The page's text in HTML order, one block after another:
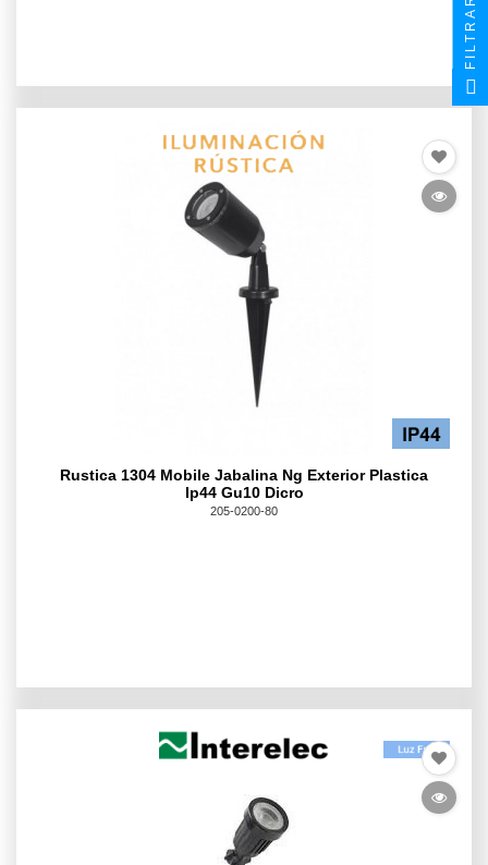
Rustica 1304 Mobile Jabalina Ng Exterior Plastica
Ip44 Gu10 Dicro
205-0200-80
FILTRAR